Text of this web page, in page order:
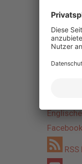
IBC
Facebook
RSS